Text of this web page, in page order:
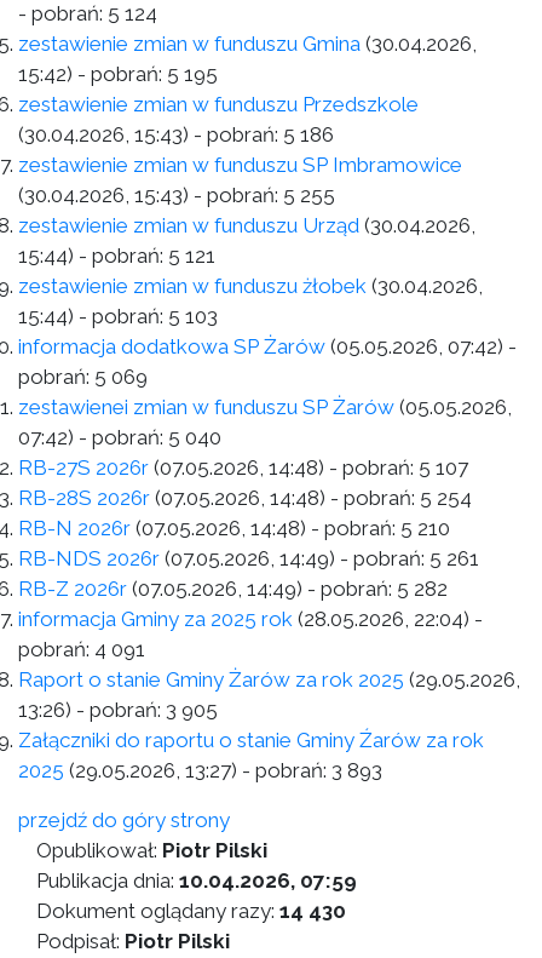
- pobrań: 5 124
zestawienie zmian w funduszu Gmina (30.04.2026,
15:42) - pobrań: 5 195
zestawienie zmian w funduszu Przedszkole
(30.04.2026, 15:43) - pobrań: 5 186
zestawienie zmian w funduszu SP Imbramowice
(30.04.2026, 15:43) - pobrań: 5 255
zestawienie zmian w funduszu Urząd (30.04.2026,
15:44) - pobrań: 5 121
zestawienie zmian w funduszu żłobek (30.04.2026,
15:44) - pobrań: 5 103
informacja dodatkowa SP Żarów (05.05.2026, 07:42) -
pobrań: 5 069
zestawienei zmian w funduszu SP Żarów (05.05.2026,
07:42) - pobrań: 5 040
RB-27S 2026r (07.05.2026, 14:48) - pobrań: 5 107
RB-28S 2026r (07.05.2026, 14:48) - pobrań: 5 254
RB-N 2026r (07.05.2026, 14:48) - pobrań: 5 210
RB-NDS 2026r (07.05.2026, 14:49) - pobrań: 5 261
RB-Z 2026r (07.05.2026, 14:49) - pobrań: 5 282
informacja Gminy za 2025 rok (28.05.2026, 22:04) -
pobrań: 4 091
Raport o stanie Gminy Żarów za rok 2025 (29.05.2026,
13:26) - pobrań: 3 905
Załączniki do raportu o stanie Gminy Źarów za rok
2025 (29.05.2026, 13:27) - pobrań: 3 893
przejdź do góry strony
Opublikował: Piotr Pilski
Publikacja dnia: 10.04.2026, 07:59
Dokument oglądany razy: 14 430
Podpisał: Piotr Pilski